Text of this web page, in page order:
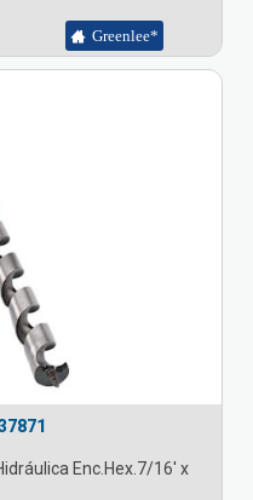
Greenlee*
Enc.Hex.7/16' x